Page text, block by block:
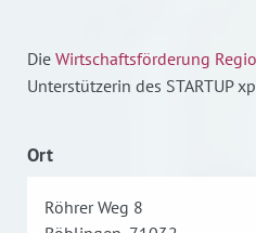
Die Wirtschaftsförderung
Unterstützerin des STARTUP
Ort
Röhrer Weg 8